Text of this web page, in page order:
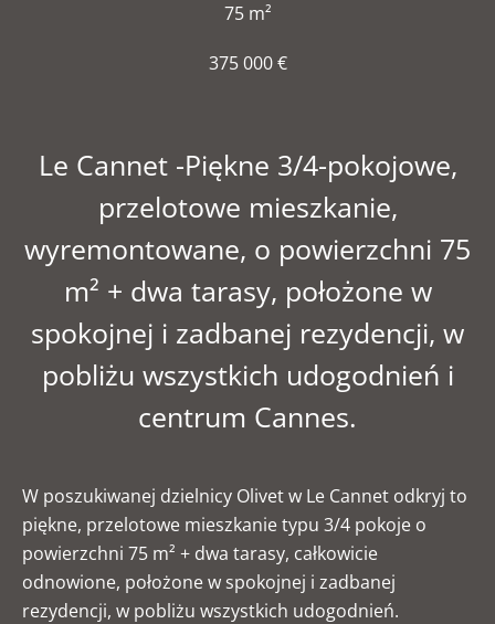
75 m²
375 000 €
Le Cannet -Piękne 3/4-pokojowe,
przelotowe mieszkanie,
wyremontowane, o powierzchni 75
m² + dwa tarasy, położone w
spokojnej i zadbanej rezydencji, w
pobliżu wszystkich udogodnień i
centrum Cannes.
W poszukiwanej dzielnicy Olivet w Le Cannet odkryj to
piękne, przelotowe mieszkanie typu 3/4 pokoje o
powierzchni 75 m² + dwa tarasy, całkowicie
odnowione, położone w spokojnej i zadbanej
rezydencji, w pobliżu wszystkich udogodnień.